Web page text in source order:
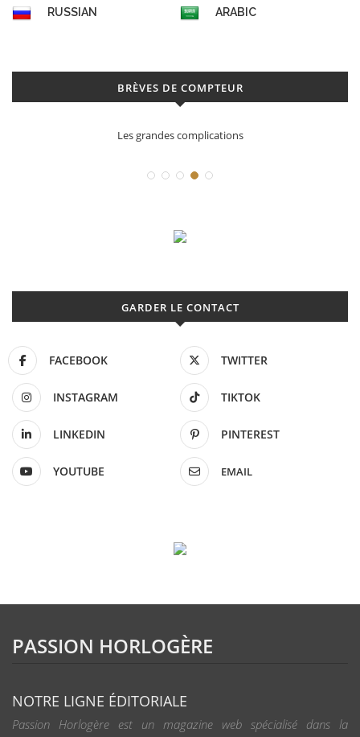
RUSSIAN
ARABIC
BRÈVES DE COMPTEUR
Les grandes complications
GARDER LE CONTACT
FACEBOOK TWITTER
INSTAGRAM TIKTOK
LINKEDIN PINTEREST
YOUTUBE EMAIL
PASSION HORLOGÈRE
NOTRE LIGNE ÉDITORIALE
Passion Horlogère est un magazine web spécialisé dans la